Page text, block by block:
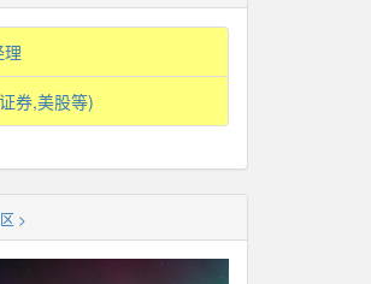
券,美股等)
>